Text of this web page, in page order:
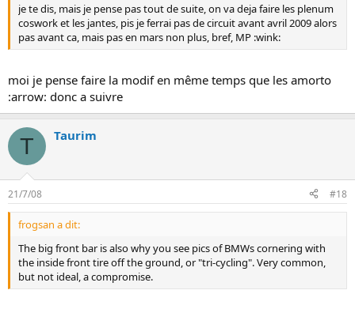
je te dis, mais je pense pas tout de suite, on va deja faire les plenum
coswork et les jantes, pis je ferrai pas de circuit avant avril 2009 alors
pas avant ca, mais pas en mars non plus, bref, MP :wink:
moi je pense faire la modif en même temps que les amorto
:arrow: donc a suivre
T Taurim
21/7/08 #18
frogsan a dit:
The big front bar is also why you see pics of BMWs cornering with
the inside front tire off the ground, or "tri-cycling". Very common,
but not ideal, a compromise.